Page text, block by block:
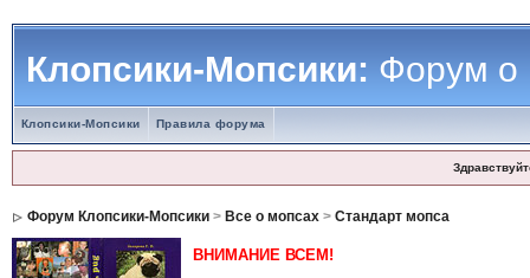
Клопсики-Мопсики:Форум о
Клопсики-Мопсики Правила форума
Форум Клопсики-Мопсики> Все о мопсах> Стандарт мопса
ВНИМАНИЕ ВСЕМ!